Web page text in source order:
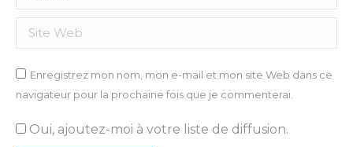
Site Web
Enregistrez mon nom, mon e-mail et mon site Web dans ce
navigateur pour la prochaine fois que je commenterai.
Oui, ajoutez-moi à votre liste de diffusion.